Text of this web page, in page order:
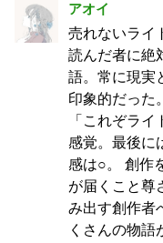
アオイ
売れないライ
読んだ者に絶
語。常に現実
印象的だった
「これぞラ
感覚。最後に
感は○。 創作
が届くこと尊
み出す創作者
くさんの物語